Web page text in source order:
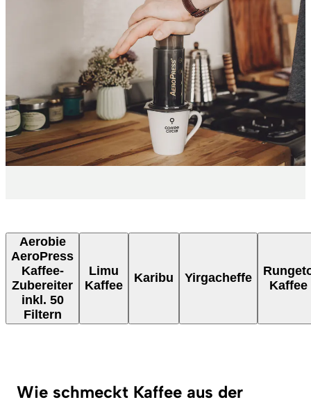
Aerobie
AeroPress
Kaffee-
Zubereiter
inkl. 50
Filtern
Limu
Kaffee
Karibu Yirgacheffe
Kaffee
Wie schmeckt Kaffee aus der